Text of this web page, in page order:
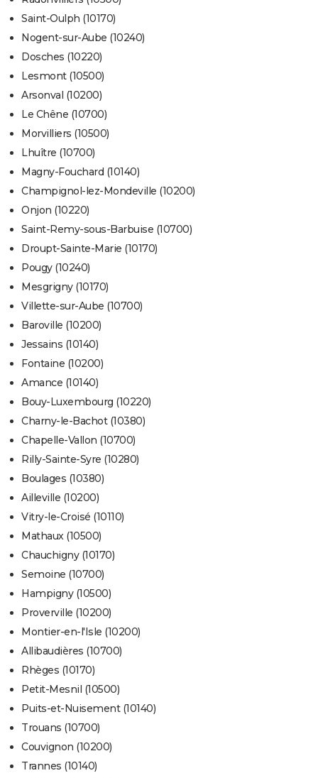
Saint-Oulph (10170)
Nogent-sur-Aube (10240)
Dosches (10220)
Lesmont (10500)
Arsonval (10200)
Le Chêne (10700)
Morvilliers (10500)
Lhuître (10700)
Magny-Fouchard (10140)
Champignol-lez-Mondeville (10200)
Onjon (10220)
Saint-Remy-sous-Barbuise (10700)
Droupt-Sainte-Marie (10170)
Pougy (10240)
Mesgrigny (10170)
Villette-sur-Aube (10700)
Baroville (10200)
Jessains (10140)
Fontaine (10200)
Amance (10140)
Bouy-Luxembourg (10220)
Charny-le-Bachot (10380)
Chapelle-Vallon (10700)
Rilly-Sainte-Syre (10280)
Boulages (10380)
Ailleville (10200)
Vitry-le-Croisé (10110)
Mathaux (10500)
Chauchigny (10170)
Semoine (10700)
Hampigny (10500)
Proverville (10200)
Montier-en-l'Isle (10200)
Allibaudières (10700)
Rhèges (10170)
Petit-Mesnil (10500)
Puits-et-Nuisement (10140)
Trouans (10700)
Couvignon (10200)
Trannes (10140)